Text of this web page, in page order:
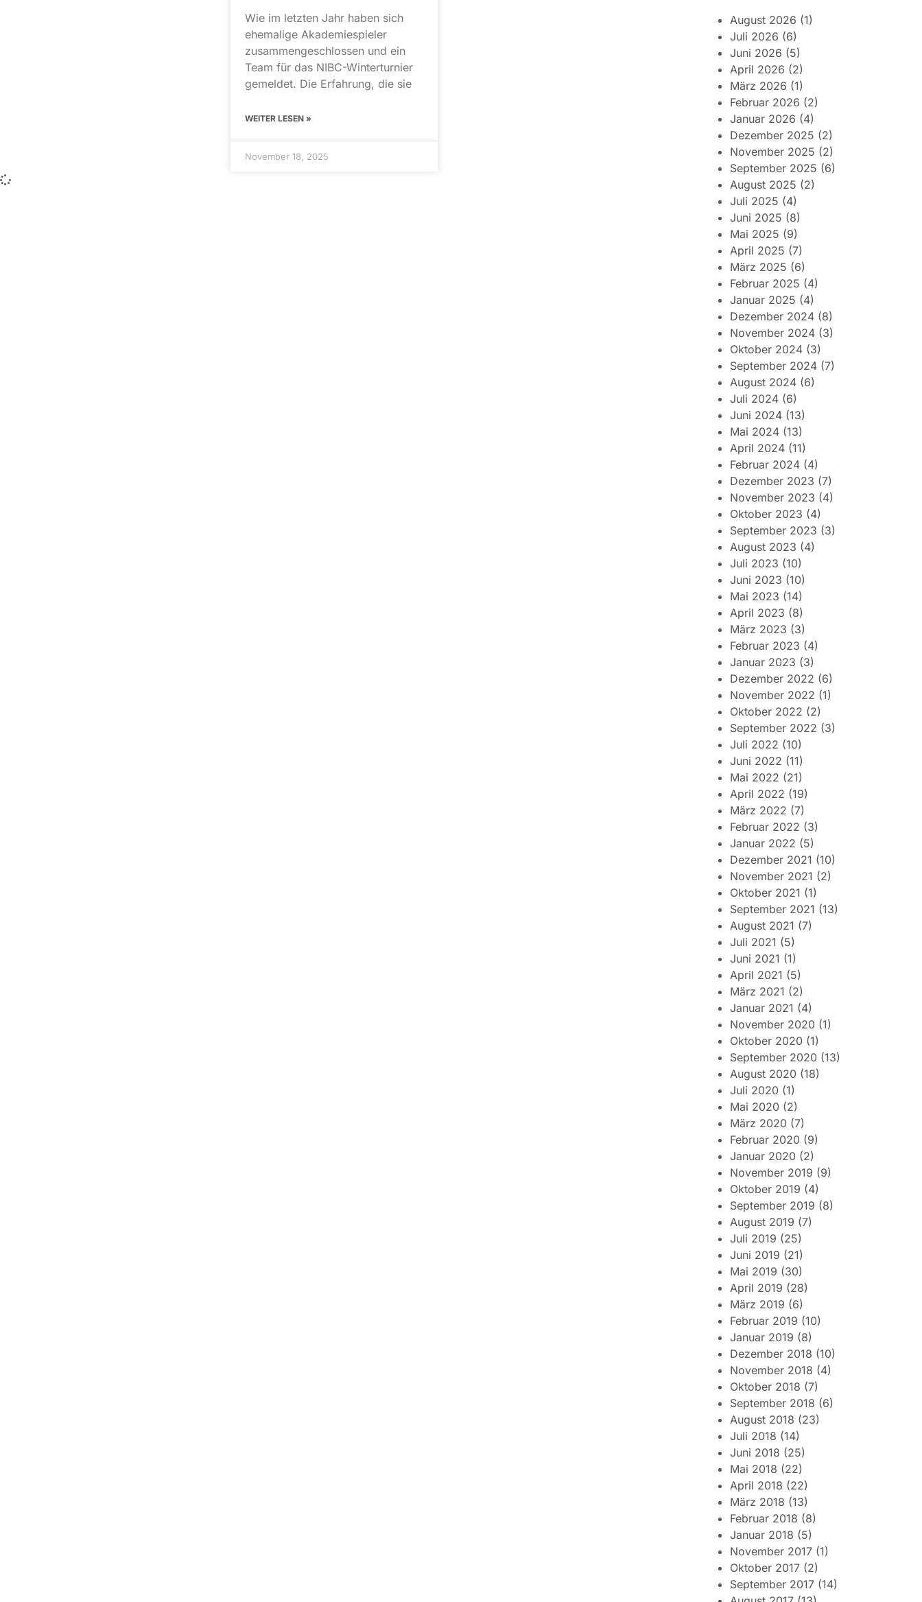
Wie im letzten Jahr haben sich
ehemalige Akademiespieler
zusammengeschlossen und ein
Team für das NIBC-Winterturnier
gemeldet. Die Erfahrung, die sie
WEITER LESEN »
November 18, 2025
August 2026 (1)
Juli 2026 (6)
Juni 2026 (5)
April 2026 (2)
März 2026 (1)
Februar 2026 (2)
Januar 2026 (4)
Dezember 2025 (2)
November 2025 (2)
September 2025 (6)
August 2025 (2)
Juli 2025 (4)
Juni 2025 (8)
Mai 2025 (9)
April 2025 (7)
März 2025 (6)
Februar 2025 (4)
Januar 2025 (4)
Dezember 2024 (8)
November 2024 (3)
Oktober 2024 (3)
September 2024 (7)
August 2024 (6)
Juli 2024 (6)
Juni 2024 (13)
Mai 2024 (13)
April 2024 (11)
Februar 2024 (4)
Dezember 2023 (7)
November 2023 (4)
Oktober 2023 (4)
September 2023 (3)
August 2023 (4)
Juli 2023 (10)
Juni 2023 (10)
Mai 2023 (14)
April 2023 (8)
März 2023 (3)
Februar 2023 (4)
Januar 2023 (3)
Dezember 2022 (6)
November 2022 (1)
Oktober 2022 (2)
September 2022 (3)
Juli 2022 (10)
Juni 2022 (11)
Mai 2022 (21)
April 2022 (19)
März 2022 (7)
Februar 2022 (3)
Januar 2022 (5)
Dezember 2021 (10)
November 2021 (2)
Oktober 2021 (1)
September 2021 (13)
August 2021 (7)
Juli 2021 (5)
Juni 2021 (1)
April 2021 (5)
März 2021 (2)
Januar 2021 (4)
November 2020 (1)
Oktober 2020 (1)
September 2020 (13)
August 2020 (18)
Juli 2020 (1)
Mai 2020 (2)
März 2020 (7)
Februar 2020 (9)
Januar 2020 (2)
November 2019 (9)
Oktober 2019 (4)
September 2019 (8)
August 2019 (7)
Juli 2019 (25)
Juni 2019 (21)
Mai 2019 (30)
April 2019 (28)
März 2019 (6)
Februar 2019 (10)
Januar 2019 (8)
Dezember 2018 (10)
November 2018 (4)
Oktober 2018 (7)
September 2018 (6)
August 2018 (23)
Juli 2018 (14)
Juni 2018 (25)
Mai 2018 (22)
April 2018 (22)
März 2018 (13)
Februar 2018 (8)
Januar 2018 (5)
November 2017 (1)
Oktober 2017 (2)
September 2017 (14)